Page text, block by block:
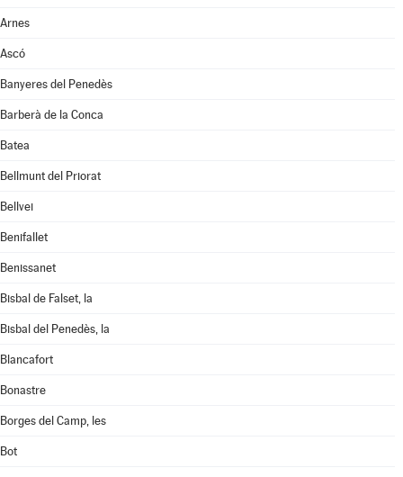
Arnes
Ascó
Banyeres del Penedès
Barberà de la Conca
Batea
Bellmunt del Priorat
Bellvei
Benifallet
Benissanet
Bisbal de Falset, la
Bisbal del Penedès, la
Blancafort
Bonastre
Borges del Camp, les
Bot